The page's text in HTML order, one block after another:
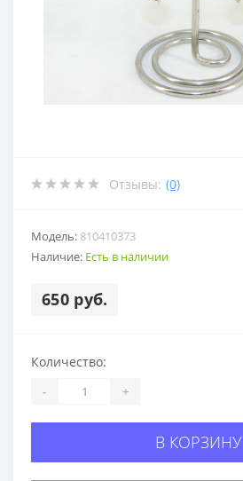
Отзывы: (0)
Модель: 810410373
Наличие: Есть в наличии
650 руб.
Количество:
- +
В КОРЗИНУ